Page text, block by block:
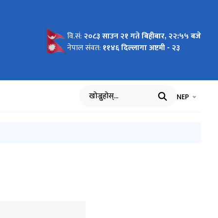
वि.सं: २०८३ साउन २१ गते बिहीबार, २२:५५ बजे
नेपाल संवत: ११४६ दिल्लागा अष्टमी - २३
खोज्नुहोस् भाषा चयन
NEP